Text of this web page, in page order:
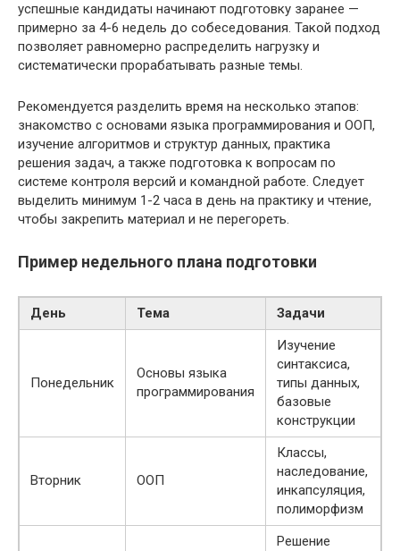
успешные кандидаты начинают подготовку заранее —
примерно за 4-6 недель до собеседования. Такой подход
позволяет равномерно распределить нагрузку и
систематически прорабатывать разные темы.
Рекомендуется разделить время на несколько этапов:
знакомство с основами языка программирования и ООП,
изучение алгоритмов и структур данных, практика
решения задач, а также подготовка к вопросам по
системе контроля версий и командной работе. Следует
выделить минимум 1-2 часа в день на практику и чтение,
чтобы закрепить материал и не перегореть.
Пример недельного плана подготовки
День Тема Задачи
Понедельник
Основы языка
программирования
Изучение
синтаксиса,
типы данных,
базовые
конструкции
Вторник ООП
Классы,
наследование,
инкапсуляция,
полиморфизм
Решение